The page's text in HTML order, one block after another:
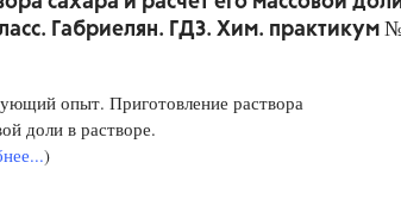
Габриелян. ГДЗ. Хим. практикум
опыт. Приготовление раствора
доли в растворе.
)